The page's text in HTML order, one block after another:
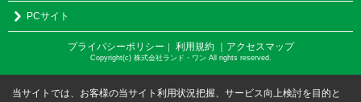
PCサイト
プライバシーポリシー 利用規約 ｜アクセスマップ
Copyright(c) 株式会社ランド・ワン All rights reserved.
当サイトでは、お客様の当サイト利用状況把握、サービス向上検討を目的と